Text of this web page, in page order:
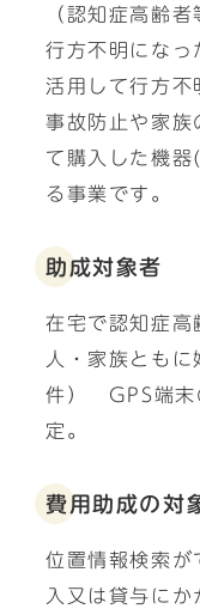
（認知症高齢
行方不明になっ
活用して行方不
事故防止や家族
て購入した機
る事業です。
助成対象者
在宅で認知症高
人・家族とも
件） GPS端末
定。
費用助成の対
位置情報検索が
入又は貸与に